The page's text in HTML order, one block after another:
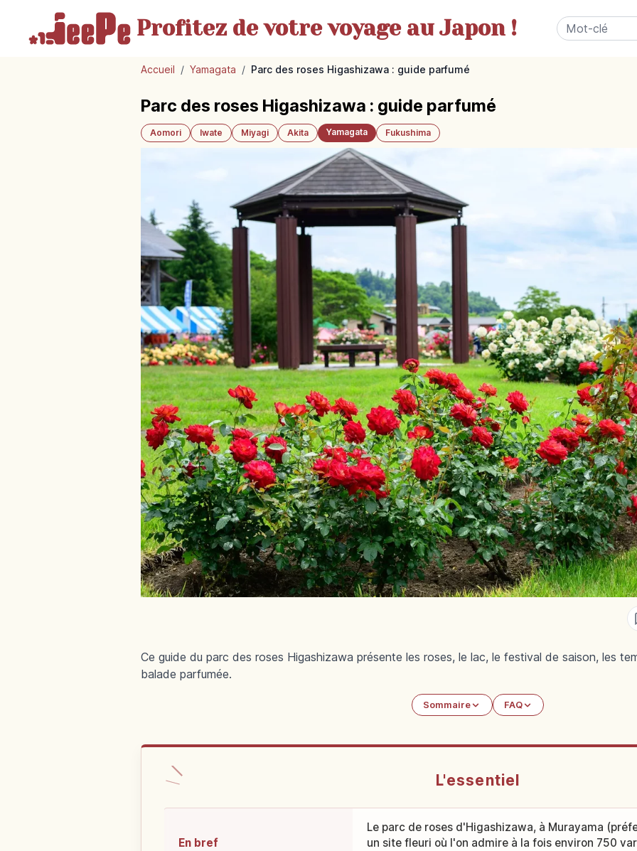
Profitez de votrevoyage au Japon !
Accueil / Yamagata / Parc des roses Higashizawa : guide parfumé
Parc des roses Higashizawa : guide parfumé
Aomori Iwate Miyagi Akita Yamagata Fukushima
Ce guide du parc des roses Higashizawa présente les roses, le lac, le festival de saison, les
balade parfumée.
Sommaire FAQ
L'essentiel
En bref
Le parc de roses d'Higashizawa, à Murayama
un site fleuri où l'on admire à la fois environ 750